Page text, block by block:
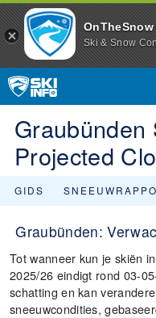
Ski & Snow
Graubünden
Projected
GIDS
Graubünden:
Tot wanneer kun je skiën
2025/26 eindigt rond 03-
schatting en kan
sneeuwcondities,